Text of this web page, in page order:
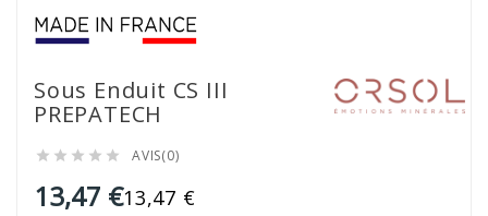
Sous Enduit CS III
PREPATECH
     AVIS(0)
13,47 €13,47 €